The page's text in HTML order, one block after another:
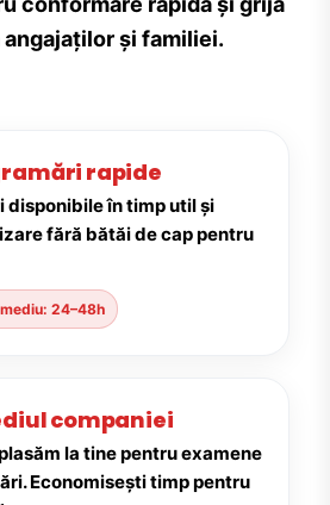
și familiei.
rapide
disponibile în timp util și
fără bătăi de cap pentru
24–48h
companiei
la tine pentru examene
Economisești timp pentru